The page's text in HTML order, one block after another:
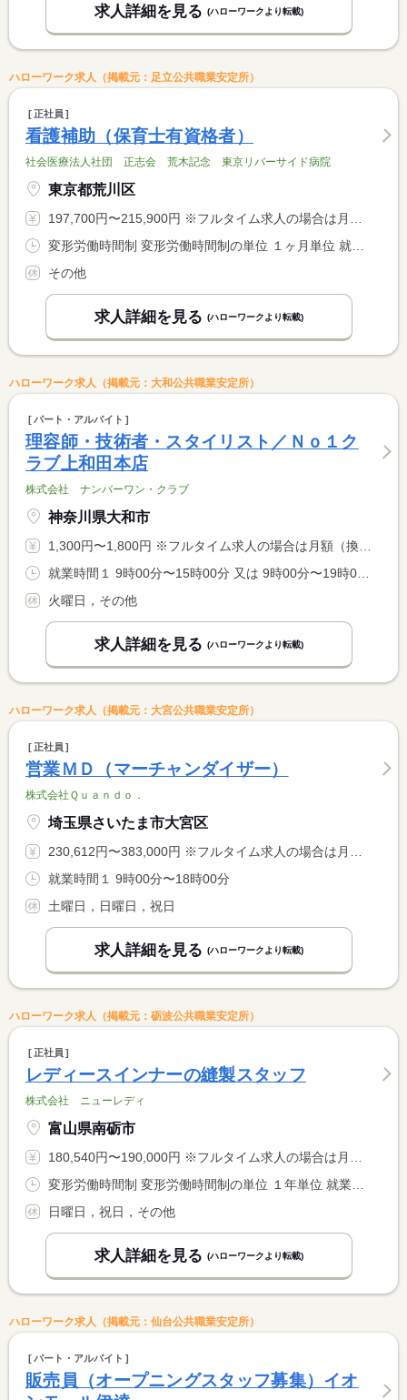
求人詳細を見る (ハローワークより転載)
ハローワーク求人（掲載元：足立公共職業安定所）
正社員
看護補助（保育士有資格者）
社会医療法人社団 正志会 荒木記念 東京リバーサイド病院
東京都荒川区
197,700円〜215,900円 ※フルタイム求人の場合は月額（換算額）、パート求人の場合は時間額を表示しています。
その他
求人詳細を見る (ハローワークより転載)
ハローワーク求人（掲載元：大和公共職業安定所）
パート・アルバイト
理容師・技術者・スタイリスト／Ｎｏ１ク
ラブ上和田本店
株式会社 ナンバーワン・クラブ
神奈川県大和市
1,300円〜1,800円 ※フルタイム求人の場合は月額（換算額）、パート求人の場合は時間額を表示しています。
火曜日，その他
求人詳細を見る (ハローワークより転載)
ハローワーク求人（掲載元：大宮公共職業安定所）
正社員
営業ＭＤ（マーチャンダイザー）
株式会社Ｑｕａｎｄｏ．
埼玉県さいたま市大宮区
230,612円〜383,000円 ※フルタイム求人の場合は月額（換算額）、パート求人の場合は時間額を表示しています。
就業時間１ 9時00分〜18時00分
土曜日，日曜日，祝日
求人詳細を見る (ハローワークより転載)
ハローワーク求人（掲載元：砺波公共職業安定所）
正社員
レディースインナーの縫製スタッフ
株式会社 ニューレディ
富山県南砺市
180,540円〜190,000円 ※フルタイム求人の場合は月額（換算額）、パート求人の場合は時間額を表示しています。
日曜日，祝日，その他
求人詳細を見る (ハローワークより転載)
ハローワーク求人（掲載元：仙台公共職業安定所）
パート・アルバイト
販売員（オープニングスタッフ募集）イオ